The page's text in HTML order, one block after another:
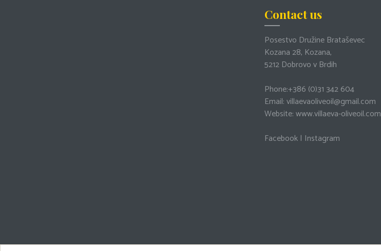
Contact us
Posestvo Družine Brataševec
Kozana 28, Kozana,
5212 Dobrovo v Brdih
Phone:+386 (0)31 342 604
Email:villaevaoliveoil@gmail.com
Website:www.villaeva-oliveoil.com
Facebook | Instagram